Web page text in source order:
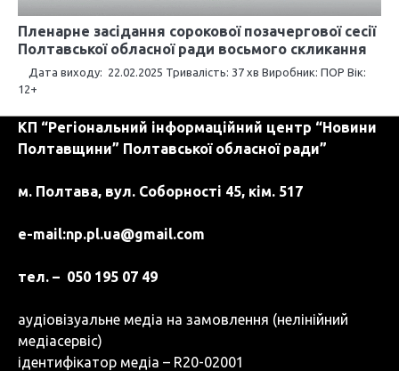
Пленарне засідання сорокової позачергової сесії
Полтавської обласної ради восьмого скликання
Дата виходу: 22.02.2025 Тривалість: 37 хв Виробник: ПОР Вік:
12+
КП “Регіональний інформаційний центр “Новини
Полтавщини” Полтавської обласної ради”
м. Полтава, вул. Соборності 45, кім. 517
e-mail:np.pl.ua@gmail.com
тел. – 050 195 07 49
аудіовізуальне медіа на замовлення (нелінійний
медіасервіс)
ідентифікатор медіа – R20-02001